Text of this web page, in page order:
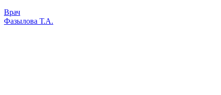
Врач
Фазылова Т.А.